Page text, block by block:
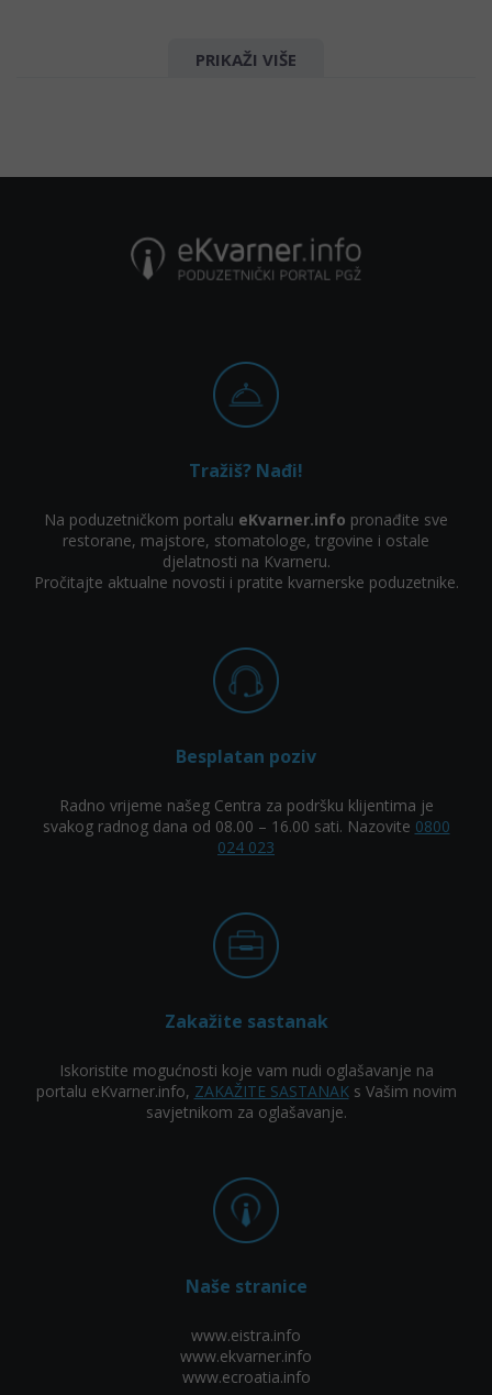
Građevinski materijal
Cijevi
PRIKAŽI VIŠE
Tražiš? Nađi!
Na poduzetničkom portalu eKvarner.info pronađite sve
restorane, majstore, stomatologe, trgovine i ostale
djelatnosti na Kvarneru.
Pročitajte aktualne novosti i pratite kvarnerske poduzetnike.
Besplatan poziv
Radno vrijeme našeg Centra za podršku klijentima je
svakog radnog dana od 08.00 – 16.00 sati. Nazovite 0800
024 023
Zakažite sastanak
Iskoristite mogućnosti koje vam nudi oglašavanje na
portalu eKvarner.info, ZAKAŽITE SASTANAKs Vašim novim
savjetnikom za oglašavanje.
Naše stranice
www.eistra.info
www.ekvarner.info
www.ecroatia.info